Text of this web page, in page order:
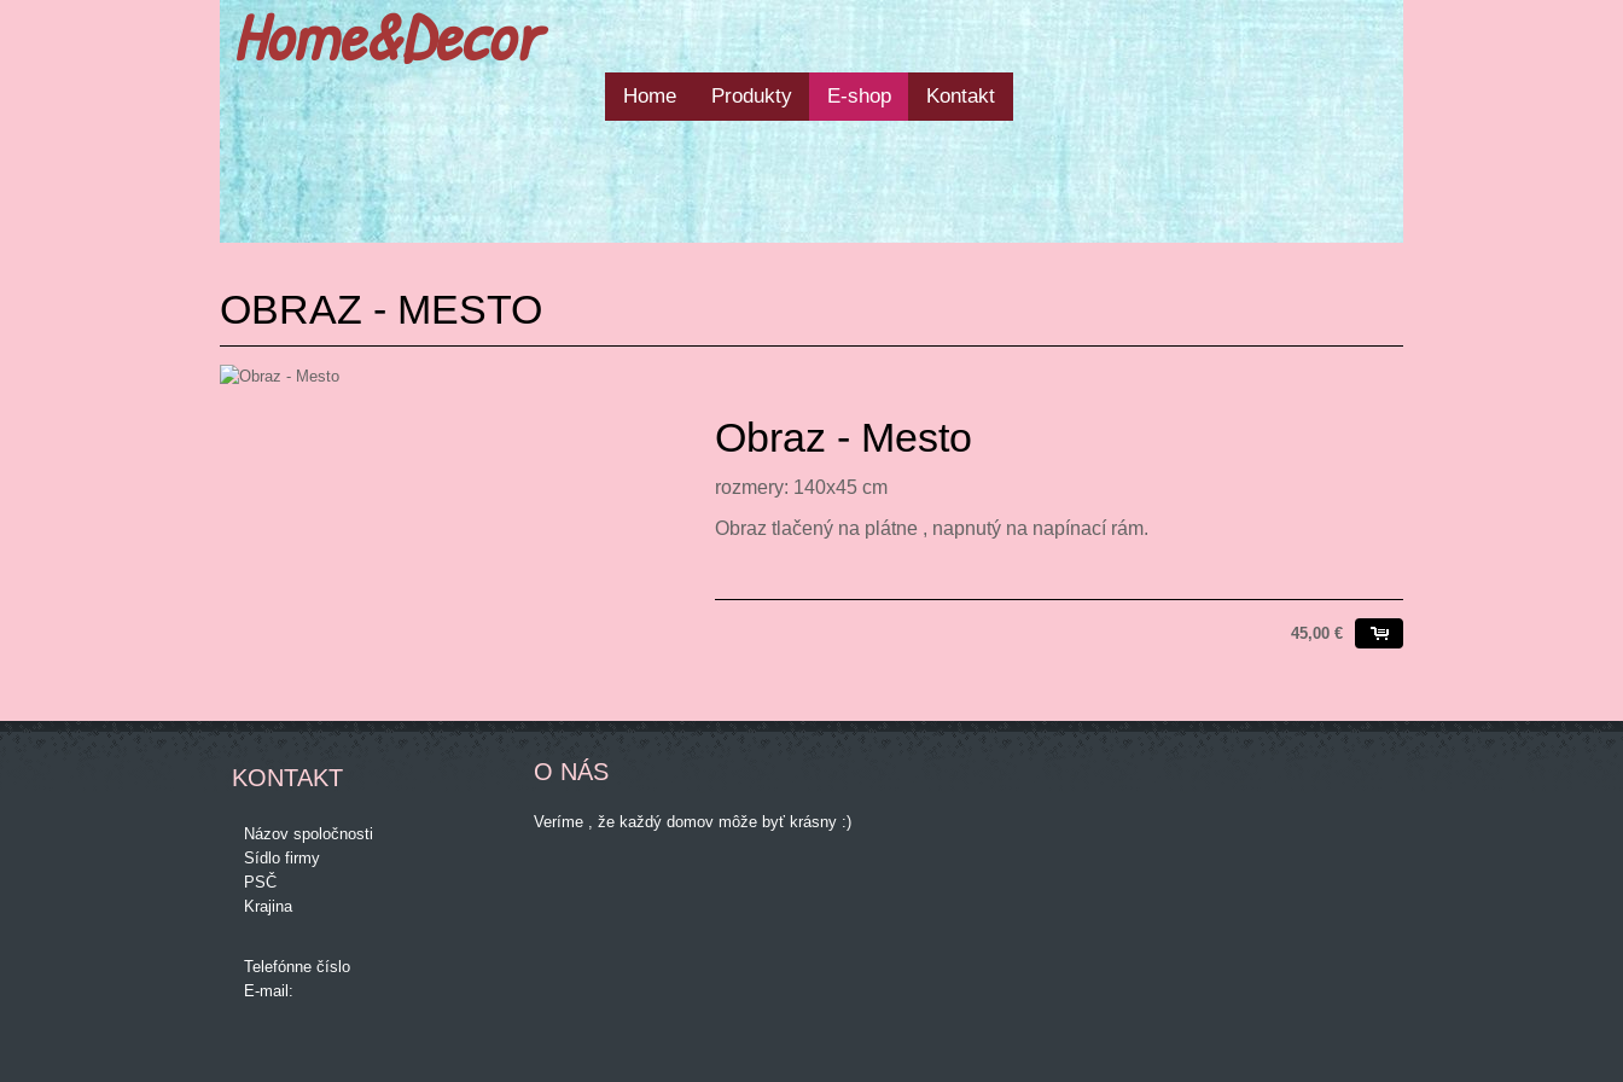
Home&Decor
Home Produkty E-shop Kontakt
OBRAZ - MESTO
Obraz - Mesto
rozmery: 140x45 cm
Obraz tlačený na plátne , napnutý na napínací rám.
45,00 €
KONTAKT
Názov spoločnosti
Sídlo firmy
PSČ
Krajina
Telefónne číslo
E-mail:
O NÁS
Veríme , že každý domov môže byť krásny :)